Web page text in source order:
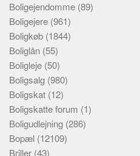
Boligejendomme (89)
Boligejere (961)
Boligkøb (1844)
Boliglån (55)
Boligleje (50)
Boligsalg (980)
Boligskat (12)
Boligskatte forum (1)
Boligudlejning (286)
Bopæl (12109)
Briller (43)